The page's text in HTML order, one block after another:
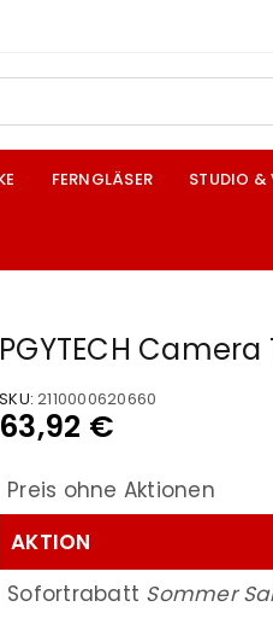
FERNGLÄSER STUDIO &
PGYTECH
SKU: 2110000620660
63,92 €
Preis ohne Aktionen
AKTION
Sofortrabatt Sommer